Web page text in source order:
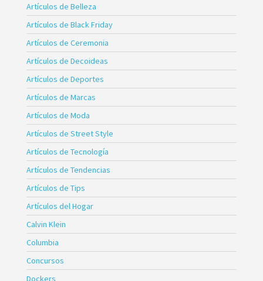
Artículos de Belleza
Artículos de Black Friday
Artículos de Ceremonia
Artículos de Decoideas
Artículos de Deportes
Artículos de Marcas
Artículos de Moda
Artículos de Street Style
Artículos de Tecnología
Artículos de Tendencias
Artículos de Tips
Artículos del Hogar
Calvin Klein
Columbia
Concursos
Dockers